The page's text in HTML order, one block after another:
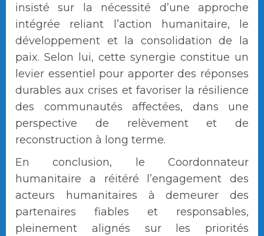
insisté sur la nécessité d’une approche
intégrée reliant l’action humanitaire, le
développement et la consolidation de la
paix. Selon lui, cette synergie constitue un
levier essentiel pour apporter des réponses
durables aux crises et favoriser la résilience
des communautés affectées, dans une
perspective de relèvement et de
reconstruction à long terme.
En conclusion, le Coordonnateur
humanitaire a réitéré l’engagement des
acteurs humanitaires à demeurer des
partenaires fiables et responsables,
pleinement alignés sur les priorités